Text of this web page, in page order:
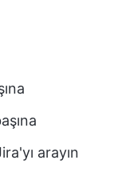
arayın